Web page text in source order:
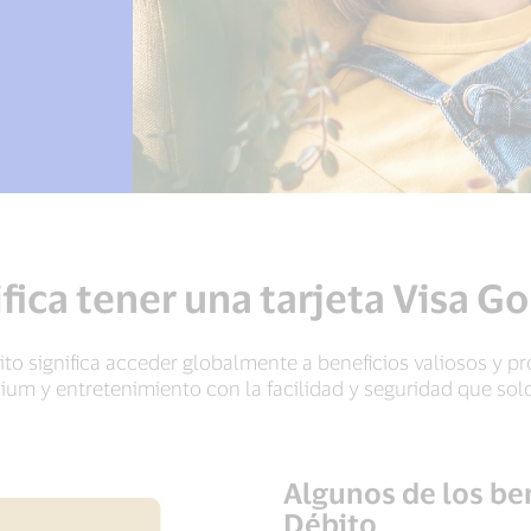
tener una tarjeta Visa
significa acceder globalmente a beneficios valiosos y
y entretenimiento con la facilidad y seguridad que
Algunos de los
Débito